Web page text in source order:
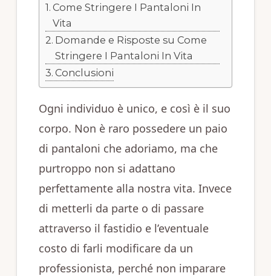
Come Stringere I Pantaloni In
Vita
Domande e Risposte su Come
Stringere I Pantaloni In Vita
Conclusioni
Ogni individuo è unico, e così è il suo
corpo. Non è raro possedere un paio
di pantaloni che adoriamo, ma che
purtroppo non si adattano
perfettamente alla nostra vita. Invece
di metterli da parte o di passare
attraverso il fastidio e l’eventuale
costo di farli modificare da un
professionista, perché non imparare